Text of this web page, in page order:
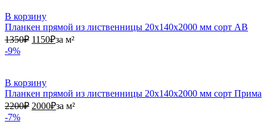
В корзину
Планкен прямой из лиственницы 20х140х2000 мм сорт АВ
1350₽ 1350₽.
1150₽1150₽.
за м²
-9%
В корзину
Планкен прямой из лиственницы 20х140х2000 мм сорт Прима
2200₽ 2200₽.
2000₽2000₽.
за м²
-7%